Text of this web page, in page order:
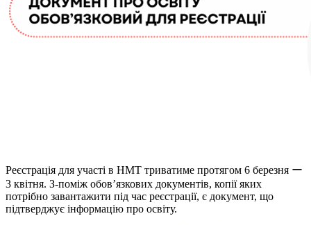
Реєстрація для участі в НМТ триватиме протягом 6 березня ー
3 квітня. З-поміж обов’язкових документів, копії яких
потрібно завантажити під час реєстрації, є документ, що
підтверджує інформацію про освіту.